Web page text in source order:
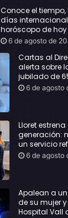
Conoce el
días
horóscopo de
6 de agosto de
Cartas al
alerta sobre
jubilado de
urgente
6 de agosto
Lloret
generación:
un servicio
6 de agosto
Apalean a
de su mujer
Hospital Vall